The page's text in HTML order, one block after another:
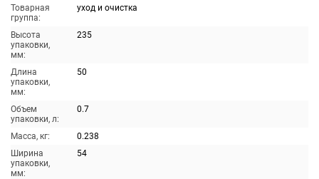
Товарная
группа:
уход и очистка
Высота
упаковки,
мм:
235
Длина
упаковки,
мм:
50
Объем
упаковки, л:
0.7
Масса, кг:
0.238
Ширина
упаковки,
мм:
54